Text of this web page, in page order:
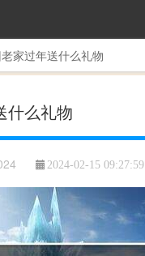
家过年送什么礼物
什么礼物
2024-02-15 09:27:59